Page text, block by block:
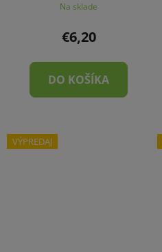
Na sklade
€6,20
DO KOŠÍKA
VÝPREDAJ